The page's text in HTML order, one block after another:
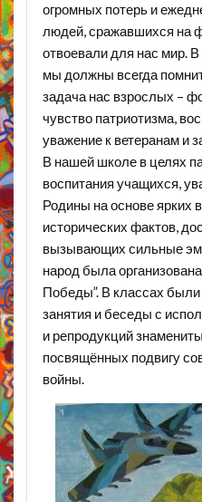
огромных потерь и
людей, сражавшихся на
отвоевали для нас мир. В
мы должны всегда
задача нас взрослых –
чувство патриотизма,
уважение к ветеранам и
В нашей школе в целях
воспитания учащихся,
Родины на основе ярких
исторических фактов,
вызывающих сильные
народ была
Победы”. В классах
занятия и беседы с
и репродукций
посвящённых подвигу
войны.